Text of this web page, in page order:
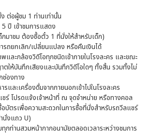
ต่อผู้ชม 1 ท่านเท่านั้น
ปี เข้าชมการแสดง
กมาชม ต้องซื้อตั๋ว 1 ที่นั่งให้สำหรับเด็ก)
รถยกเลิก/เปลี่ยนแปลง หรือคืนเงินได้
และกล้องวิดีโอทุกชนิดเข้าภายในโรงละคร และขณะ
ตให้บันทึกเสียงและบันทึกวิดีโอใดๆ ทั้งสิ้น รวมทั้งไม่
องทาง
และเครื่องดื่มจากภายนอกเข้าไปในโรงละคร
ร์ โปรดแจ้งเจ้าหน้าที่ ณ จุดจำหน่าย หรือทางคอล
บัตรเพื่อความสะดวกในการซื้อที่นั่งสำหรับรถวีลแชร์
นั่งแถว U)
กท่านสวมหน้ากากอนามัยตลอดเวลาระหว่างชมการ